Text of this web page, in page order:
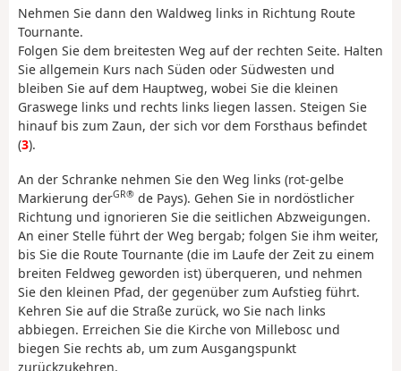
Nehmen Sie dann den Waldweg links in Richtung Route
Tournante.
Folgen Sie dem breitesten Weg auf der rechten Seite. Halten
Sie allgemein Kurs nach Süden oder Südwesten und
bleiben Sie auf dem Hauptweg, wobei Sie die kleinen
Graswege links und rechts links liegen lassen. Steigen Sie
hinauf bis zum Zaun, der sich vor dem Forsthaus befindet
(3).
An der Schranke nehmen Sie den Weg links (rot-gelbe
Markierung derGR® de Pays). Gehen Sie in nordöstlicher
Richtung und ignorieren Sie die seitlichen Abzweigungen.
An einer Stelle führt der Weg bergab; folgen Sie ihm weiter,
bis Sie die Route Tournante (die im Laufe der Zeit zu einem
breiten Feldweg geworden ist) überqueren, und nehmen
Sie den kleinen Pfad, der gegenüber zum Aufstieg führt.
Kehren Sie auf die Straße zurück, wo Sie nach links
abbiegen. Erreichen Sie die Kirche von Millebosc und
biegen Sie rechts ab, um zum Ausgangspunkt
zurückzukehren.